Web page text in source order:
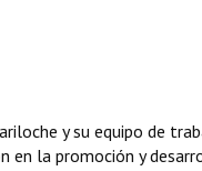
y su equipo de
en la promoción y